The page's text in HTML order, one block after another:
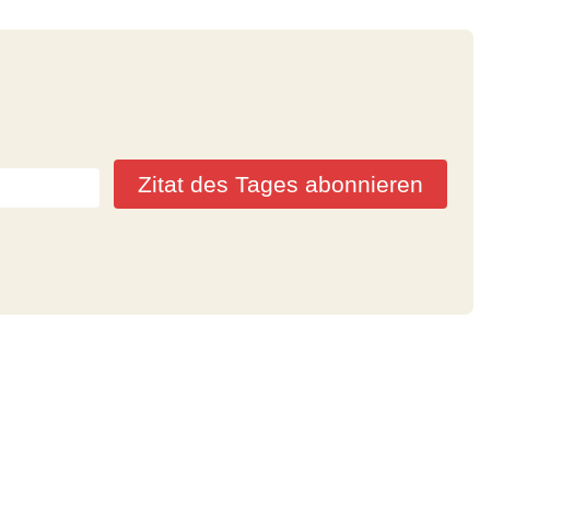
Zitat des Tages abonnieren